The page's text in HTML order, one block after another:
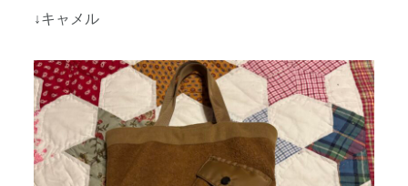
↓キャメル